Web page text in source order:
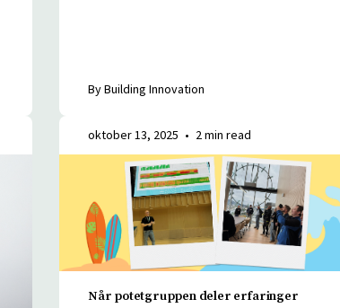
By Building Innovation
oktober 13, 2025 • 2 min read
Når potetgruppen deler erfaringer